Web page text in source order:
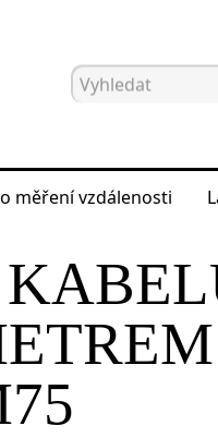
měření vzdálenosti
Nástroje pro testování